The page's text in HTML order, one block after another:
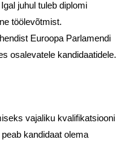
juhul tuleb diplomi
töölevõtmist.
Euroopa Parlamendi
osalevatele kandidaatidele.
vajaliku kvalifikatsiooni
kandidaat olema